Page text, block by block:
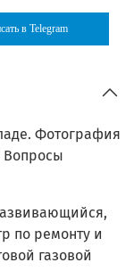
в Telegram
Фотография
Вопросы
по ремонту и
газовой